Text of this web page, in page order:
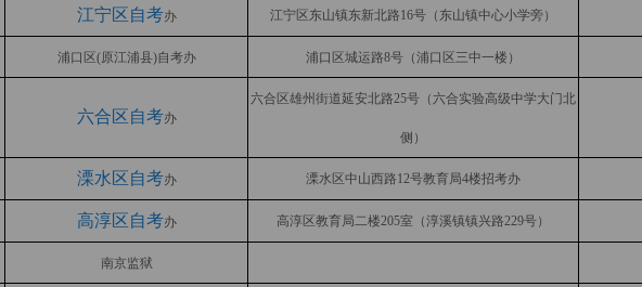
江宁区自考办 江宁区东山镇东新北路16号（东山镇中心小学旁）
浦口区(原江浦县)自考办 浦口区城运路8号（浦口区三中一楼）
六合区自考办
六合区雄州街道延安北路25号（六合实验高级中学大门北
侧）
溧水区自考办 溧水区中山西路12号教育局4楼招考办
高淳区自考办 高淳区教育局二楼205室（淳溪镇镇兴路229号）
南京监狱